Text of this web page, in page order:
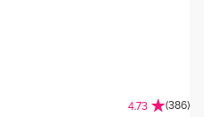
4.73 (386)